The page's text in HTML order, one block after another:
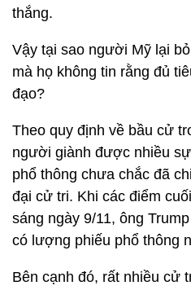
thắng.
Vậy tại sao người Mỹ lại
mà họ không tin rằng đủ
đạo?
Theo quy định về bầu cử
người giành được nhiều
phổ thông chưa chắc đã
đại cử tri. Khi các điểm
sáng ngày 9/11, ông
có lượng phiếu phổ thông
Bên cạnh đó, rất nhiều cử